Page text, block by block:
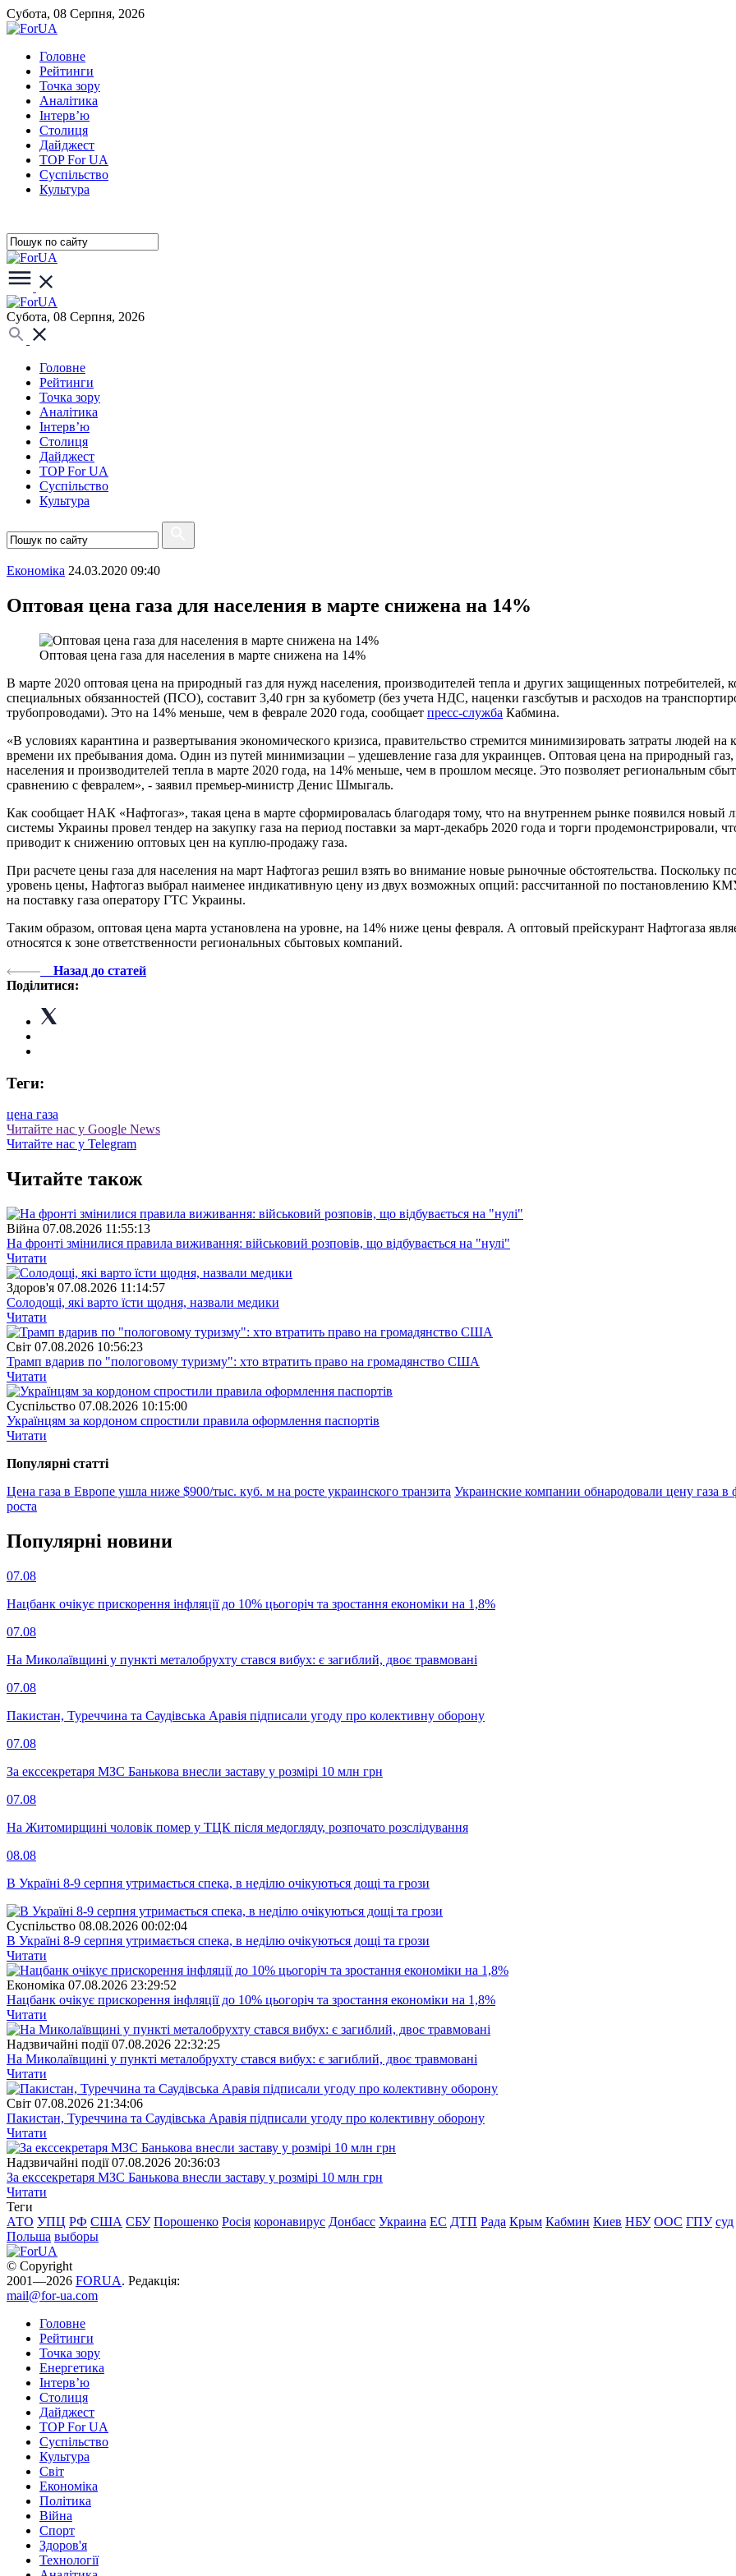
Субота, 08 Серпня, 2026
Головне
Рейтинги
Точка зору
Аналітика
Інтерв’ю
Столиця
Дайджест
TOP For UA
Суспiльство
Культура
Субота, 08 Серпня, 2026
Головне
Рейтинги
Точка зору
Аналітика
Інтерв’ю
Столиця
Дайджест
TOP For UA
Суспiльство
Культура
Економіка 24.03.2020 09:40
Оптовая цена газа для населения в марте снижена на 14%
Оптовая цена газа для населения в марте снижена на 14%
В марте 2020 оптовая цена на природный газ для нужд населения, производителей тепла и других защищенных
специальных обязанностей (ПСО), составит 3,40 грн за кубометр (без учета НДС, наценки газсбутыв и расходов на
трубопроводами). Это на 14% меньше, чем в феврале 2020 года, сообщает пресс-служба Кабмина.
«В условиях карантина и развертывания экономического кризиса, правительство стремится минимизировать затраты людей
времени их пребывания дома. Один из путей минимизации – удешевление газа для украинцев. Оптовая цена на природный
населения и производителей тепла в марте 2020 года, на 14% меньше, чем в прошлом месяце. Это позволяет региональным
сравнению с февралем», - заявил премьер-министр Денис Шмыгаль.
Как сообщает НАК «Нафтогаз», такая цена в марте сформировалась благодаря тому, что на внутреннем рынке появился
системы Украины провел тендер на закупку газа на период поставки за март-декабрь 2020 года и торги продемонстрировали,
приводит к снижению оптовых цен на куплю-продажу газа.
При расчете цены газа для населения на март Нафтогаз решил взять во внимание новые рыночные обстоятельства. Поскольку
уровень цены, Нафтогаз выбрал наименее индикативную цену из двух возможных опций: рассчитанной по постановлению
на поставку газа оператору ГТС Украины.
Таким образом, оптовая цена марта установлена ​​на уровне, на 14% ниже цены февраля. А оптовый прейскурант Нафтогаза
относятся к зоне ответственности региональных сбытовых компаний.
Назад до статей
Поділитися:
Теги:
цена газа
Читайте нас у Google News
Читайте нас у Telegram
Читайте також
Війна 07.08.2026 11:55:13
На фронті змінилися правила виживання: військовий розповів, що відбувається на "нулі"
Читати
Здоров'я 07.08.2026 11:14:57
Солодощі, які варто їсти щодня, назвали медики
Читати
Свiт 07.08.2026 10:56:23
Трамп вдарив по "пологовому туризму": хто втратить право на громадянство США
Читати
Суспiльство 07.08.2026 10:15:00
Українцям за кордоном спростили правила оформлення паспортів
Читати
Популярнi статтi
Цена газа в Европе ушла ниже $900/тыс. куб. м на росте украинского транзита Украинские компании обнародовали цену газа в
роста
Популярнi новини
07.08
Нацбанк очікує прискорення інфляції до 10% цьогоріч та зростання економіки на 1,8%
07.08
На Миколаївщині у пункті металобрухту стався вибух: є загиблий, двоє травмовані
07.08
Пакистан, Туреччина та Саудівська Аравія підписали угоду про колективну оборону
07.08
За екссекретаря МЗС Банькова внесли заставу у розмірі 10 млн грн
07.08
На Житомирщині чоловік помер у ТЦК після медогляду, розпочато розслідування
08.08
В Україні 8-9 серпня утримається спека, в неділю очікуються дощі та грози
Суспiльство 08.08.2026 00:02:04
В Україні 8-9 серпня утримається спека, в неділю очікуються дощі та грози
Читати
Економіка 07.08.2026 23:29:52
Нацбанк очікує прискорення інфляції до 10% цьогоріч та зростання економіки на 1,8%
Читати
Надзвичайні події 07.08.2026 22:32:25
На Миколаївщині у пункті металобрухту стався вибух: є загиблий, двоє травмовані
Читати
Свiт 07.08.2026 21:34:06
Пакистан, Туреччина та Саудівська Аравія підписали угоду про колективну оборону
Читати
Надзвичайні події 07.08.2026 20:36:03
За екссекретаря МЗС Банькова внесли заставу у розмірі 10 млн грн
Читати
Теги
АТО УПЦ РФ США СБУ Порошенко Росія коронавирус Донбасс Украина ЕС ДТП Рада Крым Кабмин Киев НБУ ООС ГПУ суд
Польша выборы
© Copyright
2001—2026 FORUA. Редакція:
mail@for-ua.com
Головне
Рейтинги
Точка зору
Енергетика
Інтерв’ю
Столиця
Дайджест
TOP For UA
Суспiльство
Культура
Світ
Економіка
Політика
Війна
Спорт
Здоров'я
Технології